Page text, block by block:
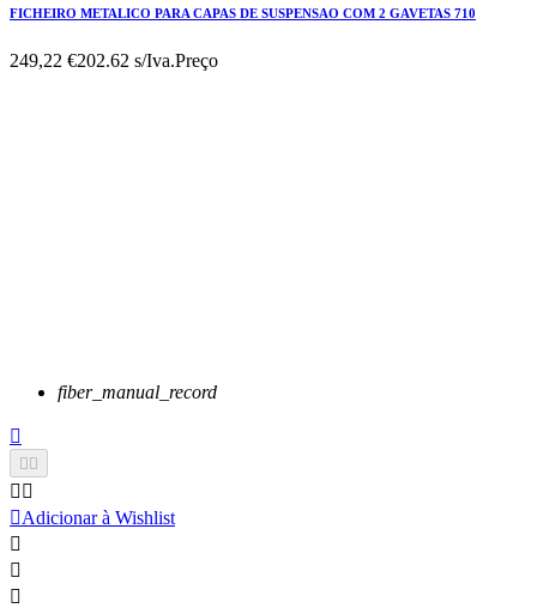
FICHEIRO METALICO PARA CAPAS DE SUSPENSAO COM 2 GAVETAS 710
249,22 €202.62 s/Iva.Preço
fiber_manual_record

 
 
Adicionar à Wishlist


